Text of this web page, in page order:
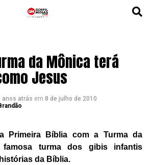
da Mônica terá
Jesus
anos atrás em 8 de julho de 2010
Primeira Bíblia com a Turma da
famosa turma dos gibis infantis
da Bíblia.